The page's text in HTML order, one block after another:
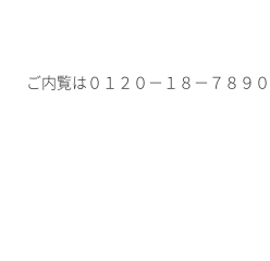
ご内覧は０１２０－１８－７８９０